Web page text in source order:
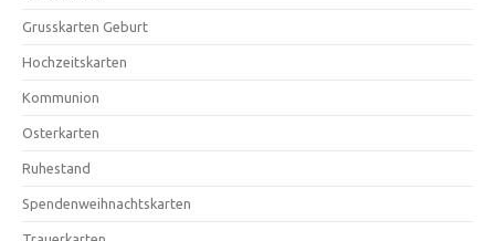
Grusskarten Geburt
Hochzeitskarten
Kommunion
Osterkarten
Ruhestand
Spendenweihnachtskarten